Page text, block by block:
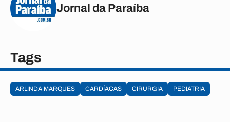
Jornal da Paraíba
Tags
ARLINDA MARQUES CARDÍACAS CIRURGIA PEDIATRIA